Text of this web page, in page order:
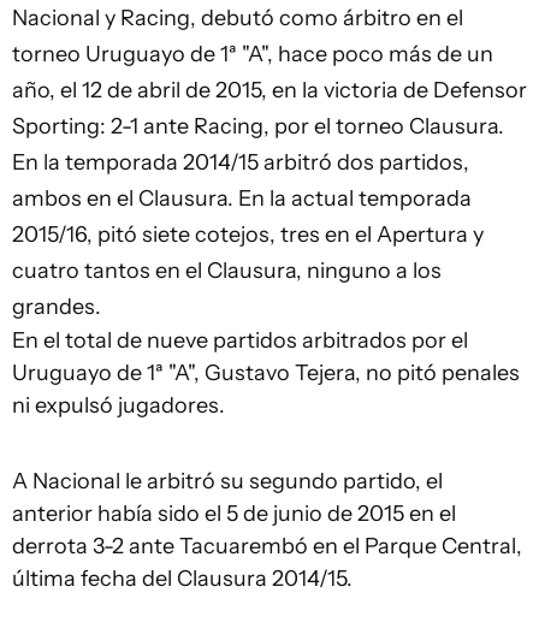
Nacional y Racing, debutó como árbitro en el
torneo Uruguayo de 1ª "A", hace poco más de un
año, el 12 de abril de 2015, en la victoria de Defensor
Sporting: 2-1 ante Racing, por el torneo Clausura.
En la temporada 2014/15 arbitró dos partidos,
ambos en el Clausura. En la actual temporada
2015/16, pitó siete cotejos, tres en el Apertura y
cuatro tantos en el Clausura, ninguno a los
grandes.
En el total de nueve partidos arbitrados por el
Uruguayo de 1ª "A", Gustavo Tejera, no pitó penales
ni expulsó jugadores.
A Nacional le arbitró su segundo partido, el
anterior había sido el 5 de junio de 2015 en el
derrota 3-2 ante Tacuarembó en el Parque Central,
última fecha del Clausura 2014/15.